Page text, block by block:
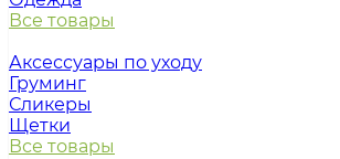
Все товары
Аксессуары по уходу
Груминг
Сликеры
Щетки
Все товары